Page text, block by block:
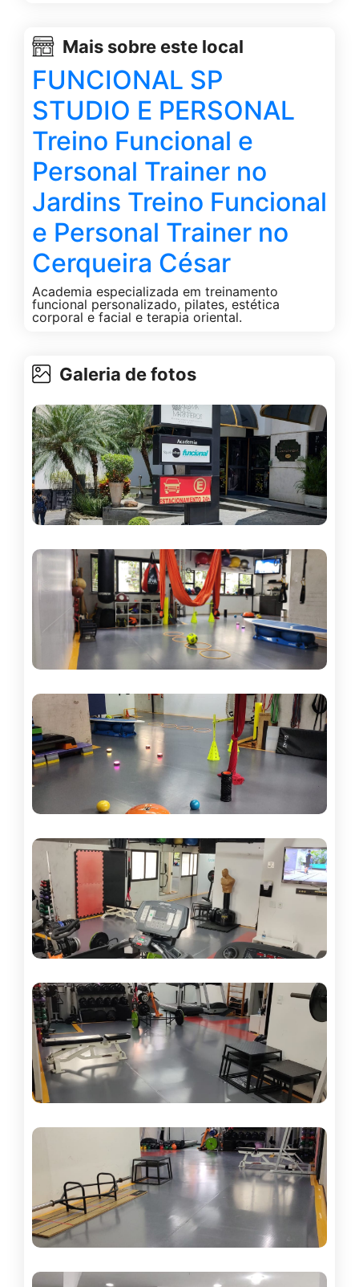
Mais sobre este local
FUNCIONAL SP
STUDIO E PERSONAL
Treino Funcional e
Personal Trainer no
Jardins Treino Funcional
e Personal Trainer no
Cerqueira César
Academia especializada em treinamento
funcional personalizado, pilates, estética
corporal e facial e terapia oriental.
Galeria de fotos